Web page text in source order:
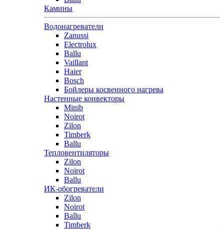
Камины
Водонагреватели
Zanussi
Electrolux
Ballu
Vaillant
Haier
Bosch
Бойлеры косвенного нагрева
Настенные конвекторы
Minib
Noirot
Zilon
Timberk
Ballu
Тепловентиляторы
Zilon
Noirot
Ballu
ИК-обогреватели
Zilon
Noirot
Ballu
Timberk